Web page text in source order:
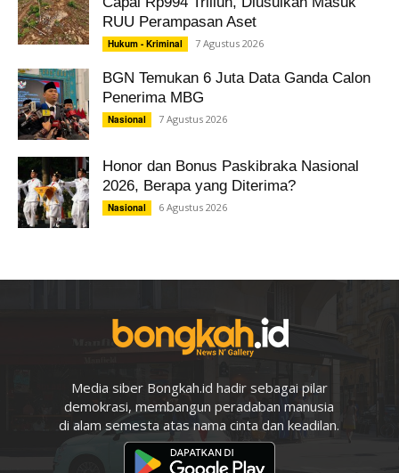
RUU Perampasan Aset
Hukum - Kriminal 7 Agustus 2026
BGN Temukan 6 Juta Data Ganda Calon
Penerima MBG
Nasional 7 Agustus 2026
Honor dan Bonus Paskibraka Nasional
2026, Berapa yang Diterima?
Nasional 6 Agustus 2026
Media siber Bongkah.id hadir sebagai pilar
demokrasi, membangun peradaban manusia
di alam semesta atas nama cinta dan keadilan.